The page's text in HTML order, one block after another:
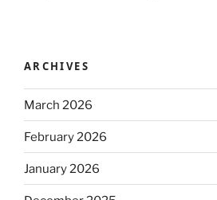
ARCHIVES
March 2026
February 2026
January 2026